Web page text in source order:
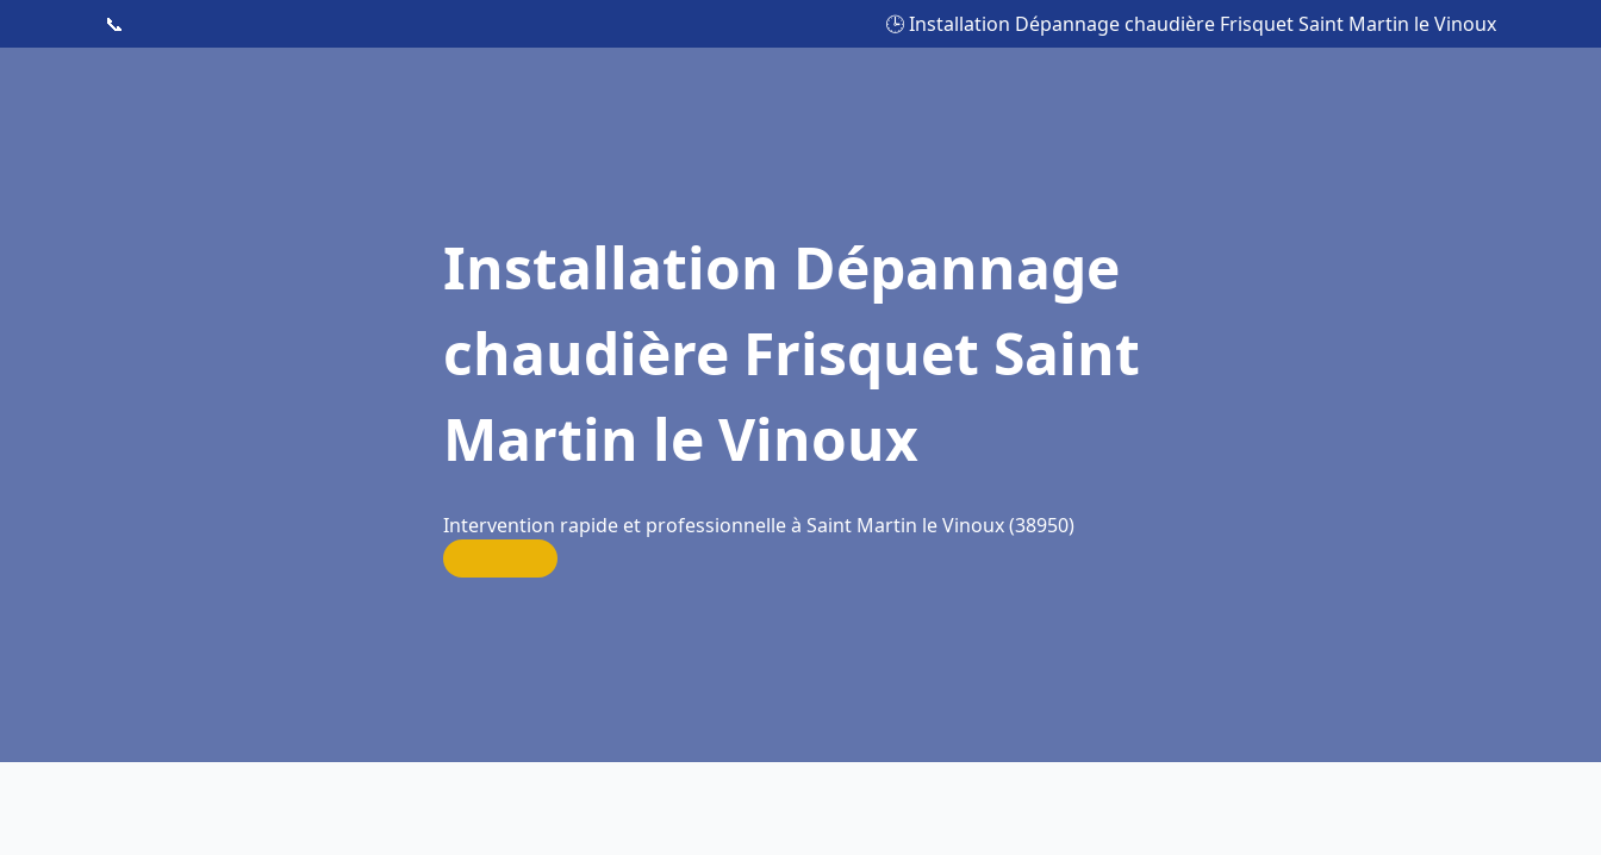
📞 🕒 Installation Dépannage chaudière Frisquet Saint Martin le Vinoux
Installation Dépannage
chaudière Frisquet Saint
Martin le Vinoux
Intervention rapide et professionnelle à Saint Martin le Vinoux (38950)